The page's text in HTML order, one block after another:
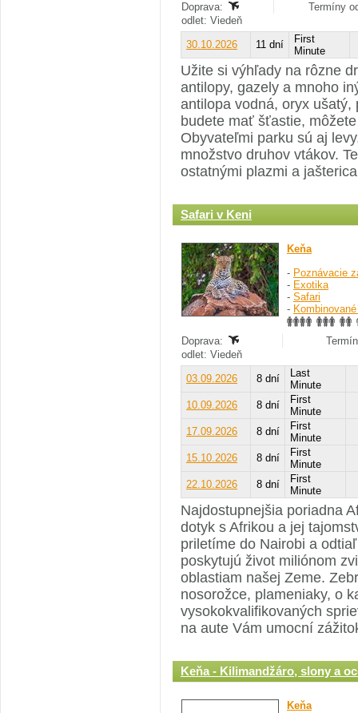
Doprava:
Termíny
odlet: Viedeň
30.10.2026
11 dní
First
Minute
Užite si výhľady na rôzne
antilopy, gazely a mnoho
antilopa vodná, oryx
budete mať šťastie,
Obyvateľmi parku sú aj
množstvo druhov vtákov.
ostatnými plazmi a
Safari v Keni
Keňa
- Poznávacie
- Exotika
- Safari
-
Doprava:
odlet: Viedeň
03.09.2026
8 dní
Last
Minute
10.09.2026
8 dní
First
Minute
17.09.2026
8 dní
First
Minute
15.10.2026
8 dní
First
Minute
22.10.2026
8 dní
First
Minute
Najdostupnejšia poriadna
dotyk s Afrikou a jej
priletíme do Nairobi a
poskytujú život miliónom
oblastiam našej Zeme.
nosorožce, plameniaky, o
vysokokvalifikovaných
na aute Vám umocní
Keňa - Kilimandžáro, slony a
Keňa